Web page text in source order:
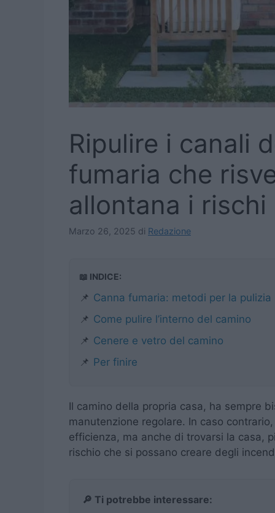
Ripulire i canali
fumaria che
allontana i rischi
Marzo 26, 2025 di Redazione
📖 INDICE:
📌 Canna fumaria: metodi per la pulizia
📌 Come pulire l’interno del camino
📌 Cenere e vetro del camino
📌 Per finire
Il camino della propria casa, ha sempre
manutenzione regolare. In caso
efficienza, ma anche di trovarsi la casa,
rischio che si possano creare degli
🔎 Ti potrebbe interessare: